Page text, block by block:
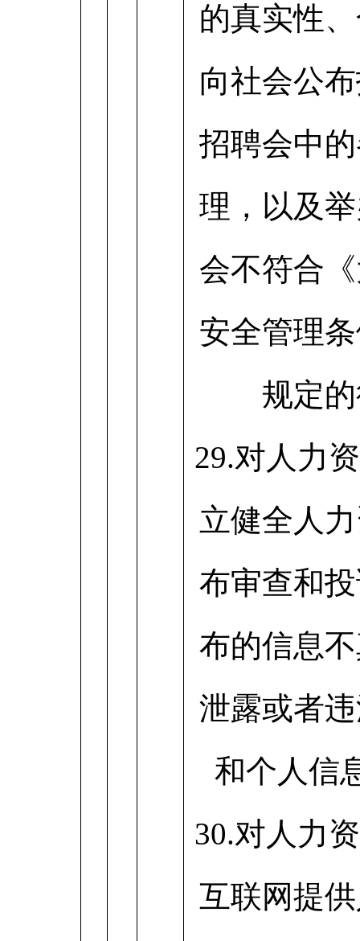
的真实性
向社会公
招聘会中
理，以及
会不符合
安全管理
规定
29.对人力
立健全人
布审查和
布的信息
泄露或者
和个人信
30.对人力
互联网提